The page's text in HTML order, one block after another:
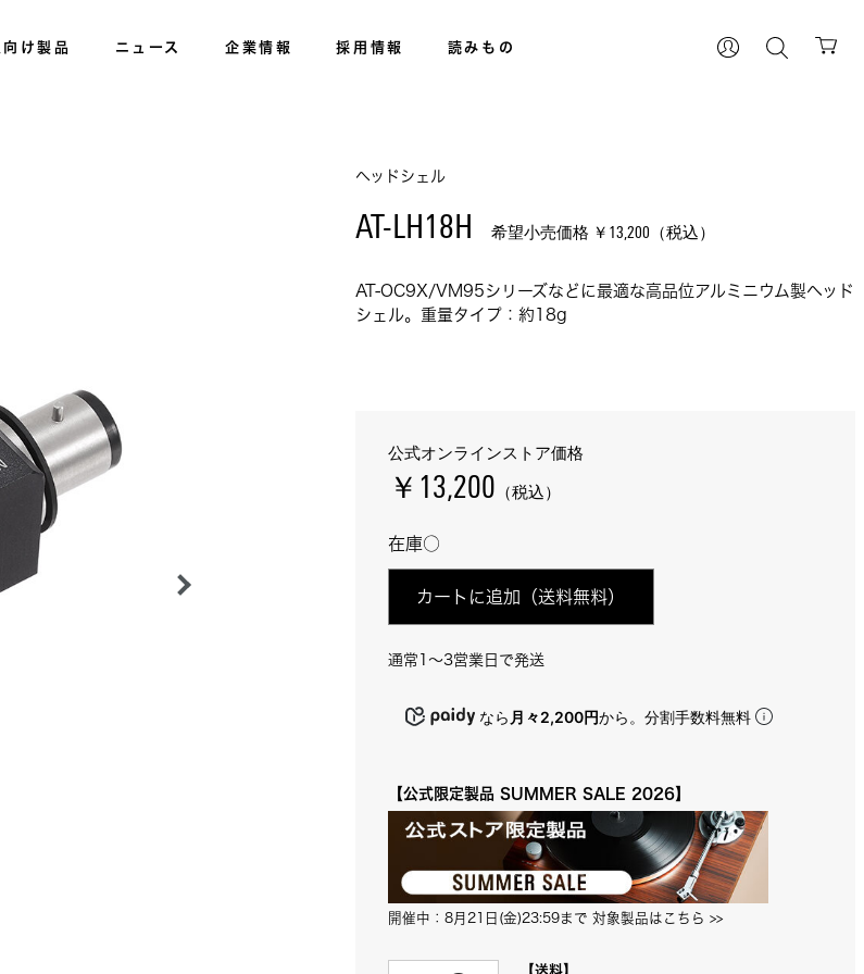
け製品 ニュース 企業情報 採用情報 読みもの
ヘッドシェル
AT-LH18H 希望小売価格 ￥ 13,200 （税込）
AT-OC9X/VM95シリーズなどに最適な高品位アルミニウム製ヘッド
シェル。重量タイプ：約18g
公式オンラインストア価格
￥13,200 （税込）
在庫○
カートに追加 （送料無料）
通常1～3営業日で発送
なら 月々2,200円から。分割手数料無料
【公式限定製品 SUMMER SALE 2026】
開催中：8月21日(金)23:59まで 対象製品はこちら >>
【送料】